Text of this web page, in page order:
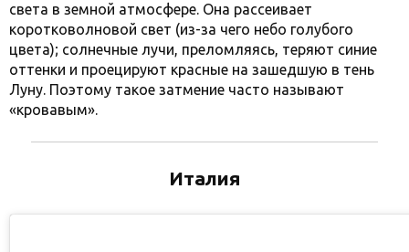
света в земной атмосфере. Она рассеивает
коротковолновой свет (из-за чего небо голубого
цвета); солнечные лучи, преломляясь, теряют синие
оттенки и проецируют красные на зашедшую в тень
Луну. Поэтому такое затмение часто называют
«кровавым».
Италия